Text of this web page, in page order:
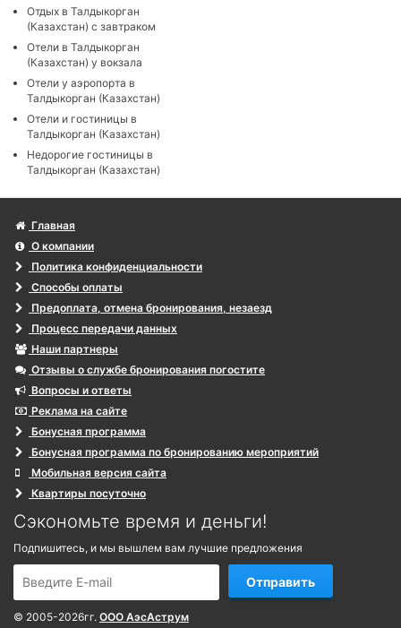
Отдых в Талдыкорган
(Казахстан) с завтраком
Отели в Талдыкорган
(Казахстан) у вокзала
Отели у аэропорта в
Талдыкорган (Казахстан)
Отели и гостиницы в
Талдыкорган (Казахстан)
Недорогие гостиницы в
Талдыкорган (Казахстан)
Главная
О компании
Политика конфиденциальности
Способы оплаты
Предоплата, отмена бронирования, незаезд
Процесс передачи данных
Наши партнеры
Отзывы о службе бронирования погостите
Вопросы и ответы
Реклама на сайте
Бонусная программа
Бонусная программа по бронированию мероприятий
Мобильная версия сайта
Квартиры посуточно
Сэкономьте время и деньги!
Подпишитесь, и мы вышлем вам лучшие предложения
Отправить
© 2005-2026гг. ООО АэсАструм